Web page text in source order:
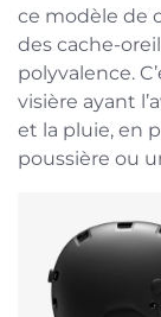
ce modèle de
des cache-
polyvalence.
visière ayant
et la pluie, en
poussière ou